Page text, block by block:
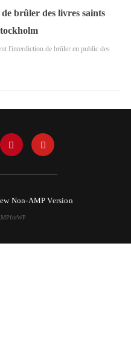
de brûler des livres saints
l'interdiction de brûler en public des
Non-AMP Version